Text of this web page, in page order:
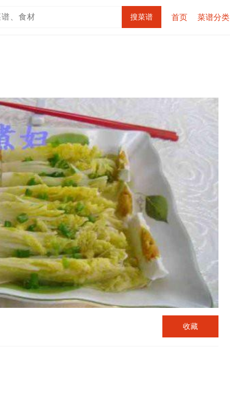
首页 菜谱分类
收藏